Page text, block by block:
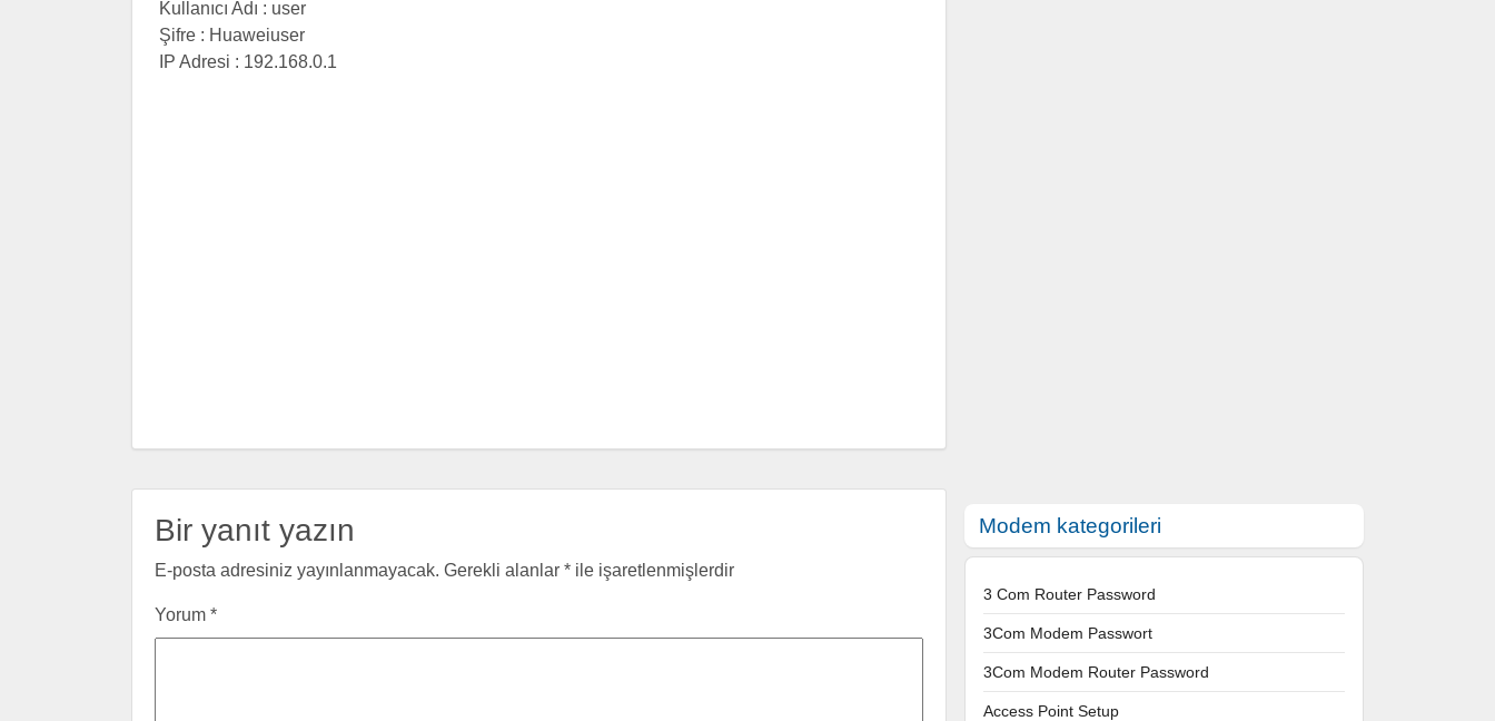
Kullanıcı Adı : user
Şifre : Huaweiuser
IP Adresi : 192.168.0.1
Bir yanıt yazın
E-posta adresiniz yayınlanmayacak. Gerekli alanlar * ile işaretlenmişlerdir
Yorum *
Modem kategorileri
3 Com Router Password
3Com Modem Passwort
3Com Modem Router Password
Access Point Setup